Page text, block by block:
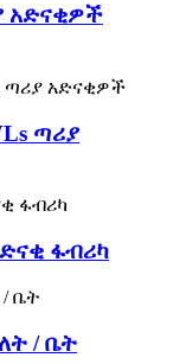
አድናቂዎች
ጣሪያ
ፋብሪካ
/ ቤት